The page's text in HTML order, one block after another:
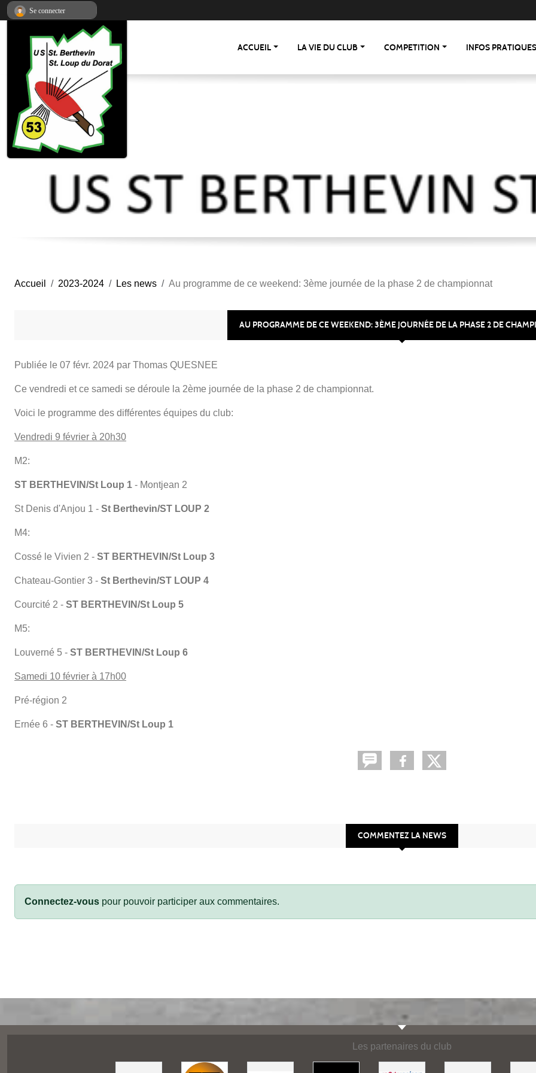
ACCUEIL LA VIE DU CLUB COMPETITION INFOS PRATIQUES
Accueil 2023-2024 Les news Au programme de ce weekend: 3ème journée de la phase 2 de championnat
AU PROGRAMME DE CE WEEKEND: 3ÈME JOURNÉE DE LA PHASE 2 DE
Publiée le 07 févr. 2024 par Thomas QUESNEE
Ce vendredi et ce samedi se déroule la 2ème journée de la phase 2 de championnat.
Voici le programme des différentes équipes du club:
Vendredi 9 février à 20h30
M2:
ST BERTHEVIN/St Loup 1 - Montjean 2
St Denis d'Anjou 1 - St Berthevin/ST LOUP 2
M4:
Cossé le Vivien 2 - ST BERTHEVIN/St Loup 3
Chateau-Gontier 3 - St Berthevin/ST LOUP 4
Courcité 2 - ST BERTHEVIN/St Loup 5
M5:
Louverné 5 - ST BERTHEVIN/St Loup 6
Samedi 10 février à 17h00
Pré-région 2
Ernée 6 - ST BERTHEVIN/St Loup 1
COMMENTEZ LA NEWS
Connectez-vous pour pouvoir participer aux commentaires.
Les partenaires du club
Se connecter
Panneau de gestion des cookies